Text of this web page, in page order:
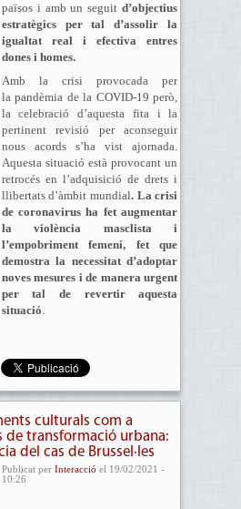
països i amb un seguitd’objectius
estratègics per tal d’assolir la
igualtat real i efectiva entres
dones i homes.
Amb la crisi provocada per
la pandèmia de la COVID-19 però,
la celebració d’aquesta fita i la
pertinent revisió per aconseguir
nous acords s’ha vist ajornada.
Aquesta situació està provocant un
retrocés en l’adquisició de drets i
llibertats d’àmbit mundial. La crisi
de coronavirus ha fet augmentar
la violència masclista i
l’empobriment femení, fet que
demostra la necessitat d’adoptar
noves mesures i de manera urgent
per tal de revertir aquesta
situació.
culturals com a
de transformació urbana:
del cas de Brussel·les
Publicat per Interacció el 19/02/2021 -
10:26